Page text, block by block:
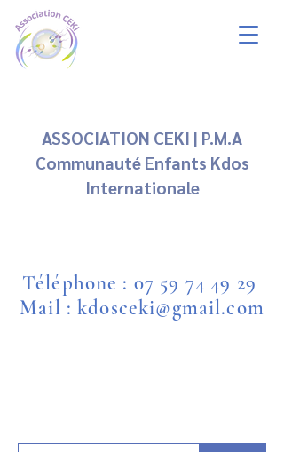
ASSOCIATION CEKI | P.M.A
Communauté Enfants Kdos
Internationale
Téléphone : 07 59 74 49 29
Mail : kdosceki@gmail.com